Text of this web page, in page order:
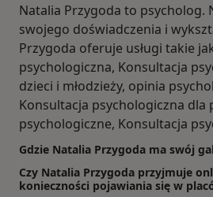
Natalia Przygoda to psycholog.
swojego doświadczenia i
Przygoda oferuje usługi takie
psychologiczna, Konsultacja
dzieci i młodzieży, opinia
Konsultacja psychologiczna dla
psychologiczne, Konsultacja
Gdzie Natalia Przygoda ma swój
Czy Natalia Przygoda przyjmuje
konieczności pojawiania się w